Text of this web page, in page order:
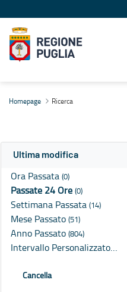
Homepage Ricerca
Ultima modifica
Ora Passata (0)
Passate 24 Ore (0)
Settimana Passata (14)
Mese Passato (51)
Anno Passato (804)
Intervallo Personalizzato…
Cancella